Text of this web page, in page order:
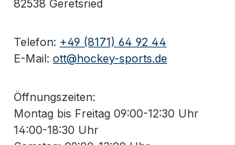
82538 Geretsried
Telefon: +49 (8171) 64 92 44
E-Mail: ott@hockey-sports.de
Öffnungszeiten:
Montag bis Freitag 09:00-12:30 Uhr
14:00-18:30 Uhr